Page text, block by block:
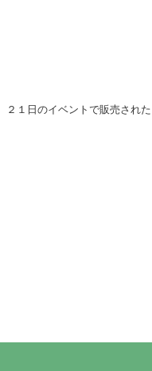
１日のイベントで販売された